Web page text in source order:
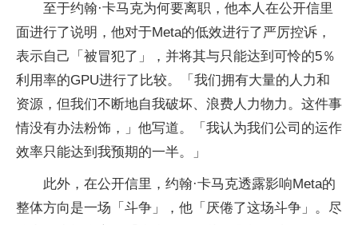
至于约翰·卡马克为何要离职，他本人在公开信里
面进行了说明，他对于Meta的低效进行了严厉控诉，
表示自己「被冒犯了」，并将其与只能达到可怜的5％
利用率的GPU进行了比较。「我们拥有大量的人力和
资源，但我们不断地自我破坏、浪费人力物力。这件事
情没有办法粉饰，」他写道。「我认为我们公司的运作
效率只能达到我预期的一半。」
此外，在公开信里，约翰·卡马克透露影响Meta的
整体方向是一场「斗争」，他「厌倦了这场斗争」。尽